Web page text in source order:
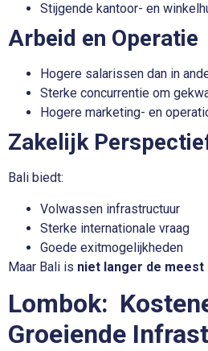
Stijgende kantoor- en
Arbeid en Operatie
Hogere salarissen dan in
Sterke concurrentie om
Hogere marketing- en
Zakelijk
Bali biedt:
Volwassen infrastructuur
Sterke internationale vraag
Goede exitmogelijkheden
Maar Bali is niet langer de
Lombok:
Groeiende